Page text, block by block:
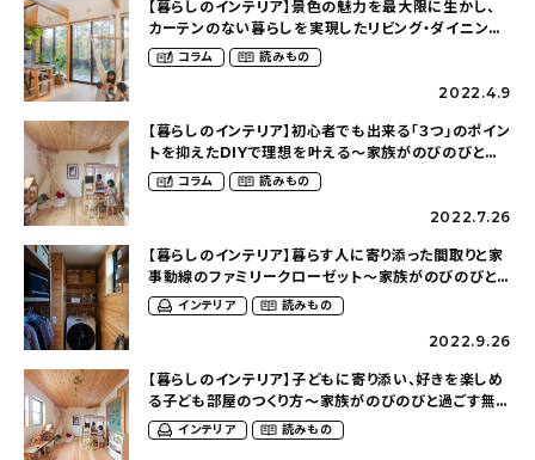
【暮らしのインテリア】景色の魅力を最大限に生かし、
カーテンのない暮らしを実現したリビング・ダイニン
グ〜家族がのびのびと過ごす無垢の家
（ymd_home96さん）
コラム 読みもの
2022.4.9
【暮らしのインテリア】初心者でも出来る「３つ」のポイン
トを抑えたDIYで理想を叶える〜家族がのびのびと過
ごす無垢の家（ymd_home96さん）
コラム 読みもの
2022.7.26
【暮らしのインテリア】暮らす人に寄り添った間取りと家
事動線のファミリークローゼット〜家族がのびのびと
過ごす無垢の家（ymd_home96さん）
インテリア 読みもの
2022.9.26
【暮らしのインテリア】子どもに寄り添い、好きを楽しめ
る子ども部屋のつくり方〜家族がのびのびと過ごす無垢
の家（ymd_home96さん）
インテリア 読みもの